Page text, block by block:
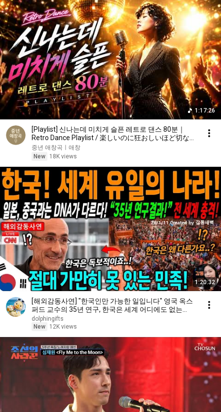
1:17:26
[Playlist] 신나는데 미치게 슬픈 레트로 댄스 80분｜
Retro Dance Playlist / 楽しいのに狂おしいほど切ない
レトロダンス80分
중년 애창곡ㅣ애창
New
18K views
1:20:32
[해외감동사연] "한국인만 가능한 일입니다" 영국 옥스
퍼드 교수의 35년 연구, 한국은 세계 어디에도 없는
DNA를 가진 민족이다
dolphingifts
New
12K views